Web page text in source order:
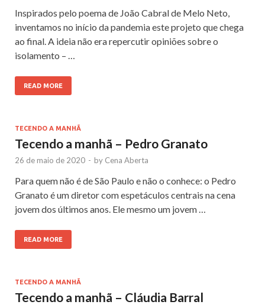
Inspirados pelo poema de João Cabral de Melo Neto,
inventamos no início da pandemia este projeto que chega
ao final. A ideia não era repercutir opiniões sobre o
isolamento – …
READ MORE
TECENDO A MANHÃ
Tecendo a manhã – Pedro Granato
26 de maio de 2020 - by Cena Aberta
Para quem não é de São Paulo e não o conhece: o Pedro
Granato é um diretor com espetáculos centrais na cena
jovem dos últimos anos. Ele mesmo um jovem …
READ MORE
TECENDO A MANHÃ
Tecendo a manhã – Cláudia Barral